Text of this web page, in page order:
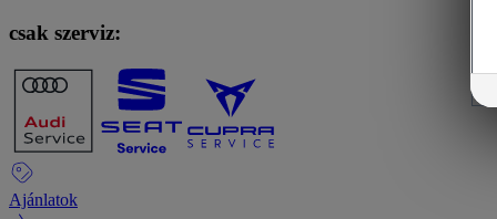
csak szerviz:
Ajánlatok